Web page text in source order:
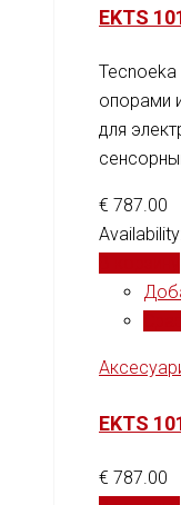
EKTS
Tecnoeka
опорами
для
€ 787.00
EKTS
€ 787.00